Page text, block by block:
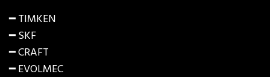
━ TIMKEN
━ SKF
━ CRAFT
━ EVOLMEC